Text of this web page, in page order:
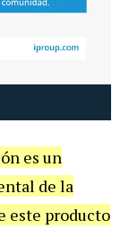
ón es un
de la
este producto